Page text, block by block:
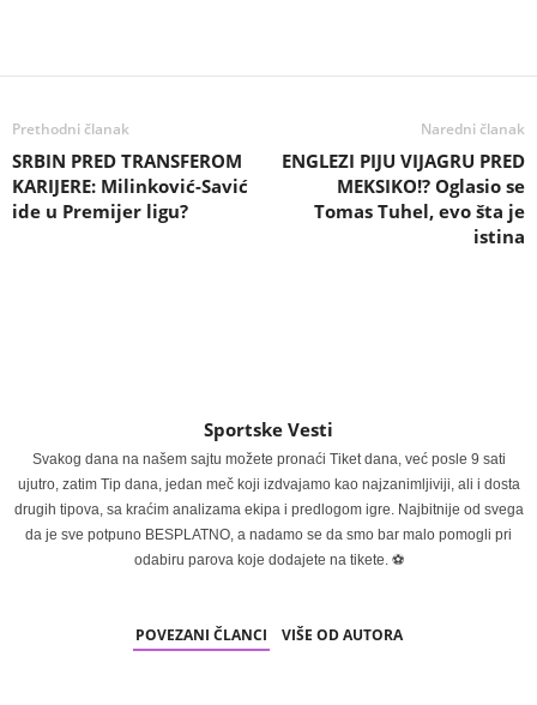
Prethodni članak
SRBIN PRED TRANSFEROM
KARIJERE: Milinković-Savić
ide u Premijer ligu?
Naredni članak
ENGLEZI PIJU VIJAGRU PRED
MEKSIKO!? Oglasio se
Tomas Tuhel, evo šta je
istina
Sportske Vesti
Svakog dana na našem sajtu možete pronaći Tiket dana, već posle 9 sati
ujutro, zatim Tip dana, jedan meč koji izdvajamo kao najzanimljiviji, ali i dosta
drugih tipova, sa kraćim analizama ekipa i predlogom igre. Najbitnije od svega
da je sve potpuno BESPLATNO, a nadamo se da smo bar malo pomogli pri
odabiru parova koje dodajete na tikete. ⚽
POVEZANI ČLANCI VIŠE OD AUTORA